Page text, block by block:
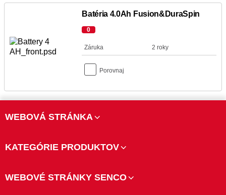
Batéria 4.0Ah Fusion&DuraSpin
0
Záruka 2 roky
Porovnaj
WEBOVÁ STRÁNKA
KATEGÓRIE PRODUKTOV
WEBOVÉ STRÁNKY SENCO